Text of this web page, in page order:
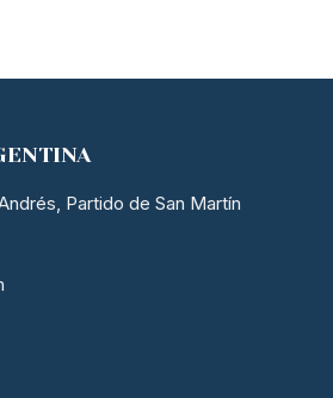
Partido de San Martín